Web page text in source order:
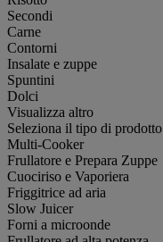
Secondi
Carne
Contorni
Insalate e zuppe
Spuntini
Dolci
Visualizza altro
Seleziona il tipo di prodotto
Multi-Cooker
Frullatore e Prepara Zuppe
Cuociriso e Vaporiera
Friggitrice ad aria
Slow Juicer
Forni a microonde